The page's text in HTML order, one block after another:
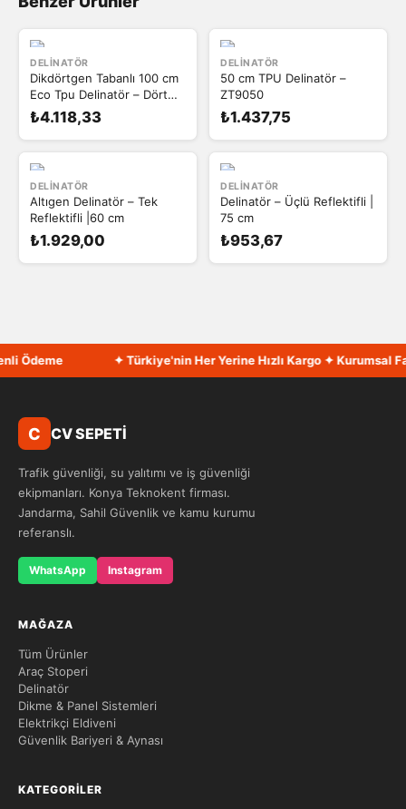
DELINATÖR
Dikdörtgen Tabanlı 100 cm
Eco Tpu Delinatör – Dört
Reflektifli
₺4.118,33
DELINATÖR
50 cm TPU Delinatör –
ZT9050
₺1.437,75
DELINATÖR
Altıgen Delinatör – Tek
Reflektifli |60 cm
₺1.929,00
DELINATÖR
Delinatör – Üçlü Reflektifli |
75 cm
₺953,67
✦ Türkiye'nin Her Yerine Hızlı Kargo ✦ Kurumsal
C CV SEPETİ
Trafik güvenliği, su yalıtımı ve iş güvenliği
ekipmanları. Konya Teknokent firması.
Jandarma, Sahil Güvenlik ve kamu kurumu
referanslı.
WhatsApp Instagram
MAĞAZA
Tüm Ürünler
Araç Stoperi
Delinatör
Dikme & Panel Sistemleri
Elektrikçi Eldiveni
Güvenlik Bariyeri & Aynası
KATEGORILER